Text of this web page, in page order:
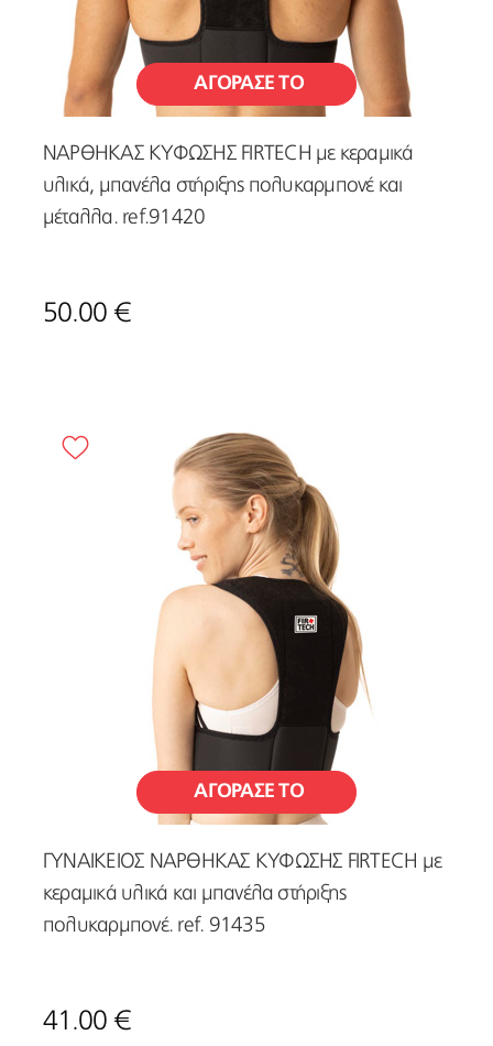
ΑΓΟΡΑΣΕ ΤΟ
ΝΑΡΘΗΚΑΣ ΚΥΦΩΣΗΣ FIRTECH με κεραμικά
υλικά, μπανέλα στήριξης πολυκαρμπονέ και
μέταλλα. ref.91420
50.00 €
ΑΓΟΡΑΣΕ ΤΟ
ΓΥΝΑΙΚΕΙΟΣ ΝΑΡΘΗΚΑΣ ΚΥΦΩΣΗΣ FIRTECH με
κεραμικά υλικά και μπανέλα στήριξης
πολυκαρμπονέ. ref. 91435
41.00 €